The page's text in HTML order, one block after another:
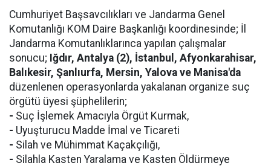
Cumhuriyet Başsavcılıkları ve Jandarma Genel
Komutanlığı KOM Daire Başkanlığı koordinesinde; İl
Jandarma Komutanlıklarınca yapılan çalışmalar
sonucu; Iğdır, Antalya (2), İstanbul, Afyonkarahisar,
Balıkesir, Şanlıurfa, Mersin, Yalova ve Manisa'da
düzenlenen operasyonlarda yakalanan organize suç
örgütü üyesi şüphelilerin;
- Suç İşlemek Amacıyla Örgüt Kurmak,
- Uyuşturucu Madde İmal ve Ticareti
- Silah ve Mühimmat Kaçakçılığı,
- Silahla Kasten Yaralama ve Kasten Öldürmeye